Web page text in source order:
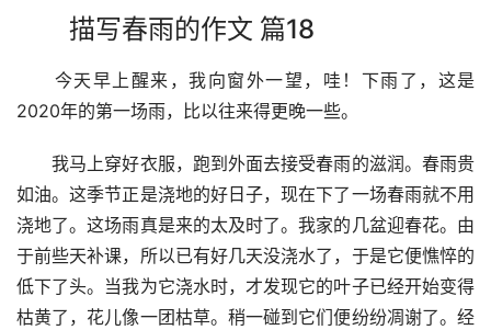
描写春雨的作文 篇18
今天早上醒来，我向窗外一望，哇！下雨了，这是
2020年的第一场雨，比以往来得更晚一些。
我马上穿好衣服，跑到外面去接受春雨的滋润。春雨贵
如油。这季节正是浇地的好日子，现在下了一场春雨就不用
浇地了。这场雨真是来的太及时了。我家的几盆迎春花。由
于前些天补课，所以已有好几天没浇水了，于是它便憔悴的
低下了头。当我为它浇水时，才发现它的叶子已经开始变得
枯黄了，花儿像一团枯草。稍一碰到它们便纷纷凋谢了。经